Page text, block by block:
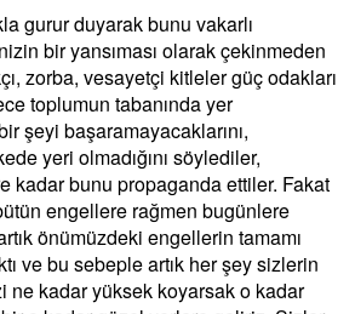
gurur duyarak bunu vakarlı
bir yansıması olarak çekinmeden
zorba, vesayetçi kitleler güç odakları
toplumun tabanında yer
şeyi başaramayacaklarını,
yeri olmadığını söylediler,
kadar bunu propaganda ettiler. Fakat
engellere rağmen bugünlere
önümüzdeki engellerin tamamı
ve bu sebeple artık her şey sizlerin
ne kadar yüksek koyarsak o kadar